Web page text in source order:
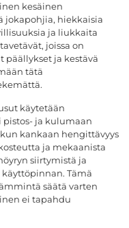
kesäinen
jokapohjia, hiekkaisia
ja liukkaita
joissa on
päällykset ja kestävä
tätä
käytetään
pistos- ja kulumaan
kankaan hengittävyys
ja mekaanista
siirtymistä ja
Tämä
säätä varten
ei tapahdu